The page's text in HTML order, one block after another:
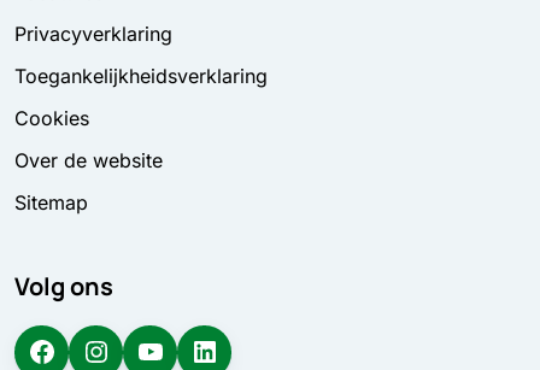
Privacyverklaring
Toegankelijkheidsverklaring
Cookies
Over de website
Sitemap
Volg ons
Facebook Instagram YouTube LinkedIn